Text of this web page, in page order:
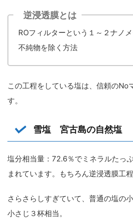
逆浸透膜とは
ROフィルターという１～２ナノ
不純物を除く方法
この工程をしている塩は、信頼のNo
す。
雪塩 宮古島の自然塩
塩分相当量：72.6％でミネラルたっ
まれています。もちろん逆浸透膜工程
さらさらしすぎていて、普通の塩の
小さじ３杯相当。